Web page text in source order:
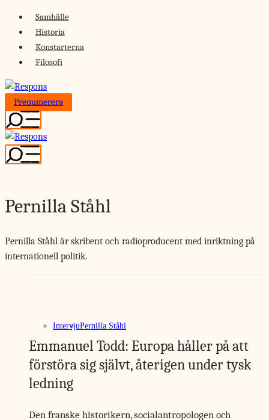
Skip
content
Samhälle
Historia
Konstarterna
Filosofi
Prenumerera
Pernilla Ståhl
Pernilla Ståhl är skribent och radioproducent med inriktning på
internationell politik.
IntervjuPernilla Ståhl
Emmanuel Todd: Europa håller på att
förstöra sig självt, återigen under tysk
ledning
Den franske historikern, socialantropologen och